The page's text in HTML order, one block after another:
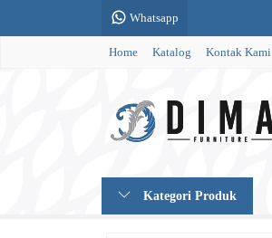
Whatsapp
Home Katalog Kontak Kami
Kategori Produk